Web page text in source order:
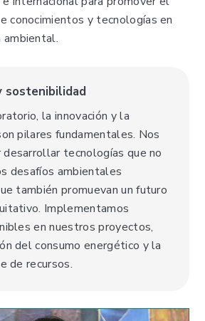
conocimientos y tecnologías en
sostenibilidad
la innovación y la
pilares fundamentales. Nos
tecnologías que no
desafíos ambientales
también promuevan un futuro
Implementamos
en nuestros proyectos,
del consumo energético y la
de recursos.